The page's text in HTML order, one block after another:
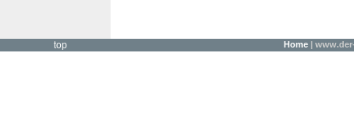
top Home|